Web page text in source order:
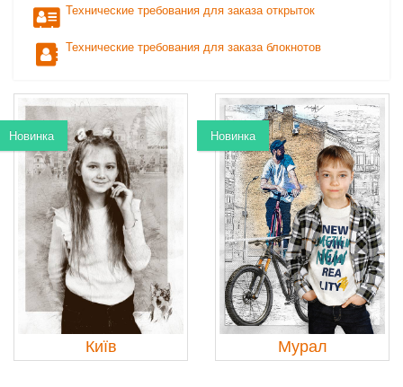
Технические требования для заказа открыток
Технические требования для заказа блокнотов
Новинка
Київ
Новинка
Мурал